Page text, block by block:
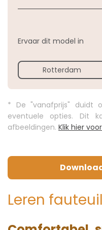
Ervaar dit model in
Rotterdam
* De "vanafprijs" duidt
eventuele opties. Dit
afbeeldingen. Klik hier
Leren fauteuil